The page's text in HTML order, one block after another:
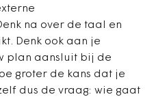
na over de taal en
Denk ook aan je
plan aansluit bij de
groter de kans dat je
dus de vraag: wie gaat